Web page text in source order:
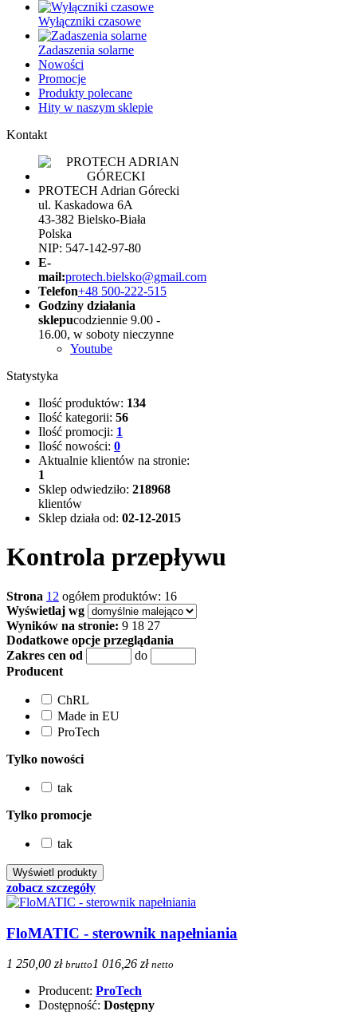
Wyłączniki czasowe
Zadaszenia solarne
Nowości
Promocje
Produkty polecane
Hity w naszym sklepie
Kontakt
PROTECH Adrian Górecki
ul. Kaskadowa 6A
43-382 Bielsko-Biała
Polska
NIP: 547-142-97-80
E-
mail:protech.bielsko@gmail.com
Telefon+48 500-222-515
Godziny działania
sklepucodziennie 9.00 -
16.00, w soboty nieczynne
Youtube
Statystyka
Ilość produktów: 134
Ilość kategorii: 56
Ilość promocji: 1
Ilość nowości: 0
Aktualnie klientów na stronie:
1
Sklep odwiedziło: 218968
klientów
Sklep działa od: 02-12-2015
Kontrola przepływu
Strona 1 2 ogółem produktów: 16
Wyświetlaj wg
Wyników na stronie: 9 18 27
Dodatkowe opcje przeglądania
Zakres cen od
do
Producent
ChRL
Made in EU
ProTech
Tylko nowości
tak
Tylko promocje
tak
zobacz szczegóły
FloMATIC - sterownik napełniania
1 250,00 zł brutto 1 016,26 zł netto
Producent: ProTech
Dostępność: Dostępny